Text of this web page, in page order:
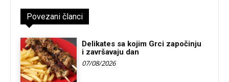
Povezani članci
Delikates sa kojim Grci započinju
i završavaju dan
07/08/2026